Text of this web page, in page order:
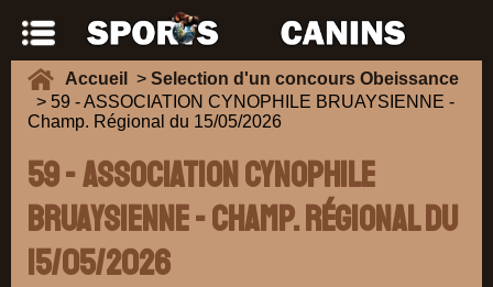
Accueil > Selection d'un concours Obeissance
> 59 - ASSOCIATION CYNOPHILE BRUAYSIENNE -
Champ. Régional du 15/05/2026
59 - ASSOCIATION CYNOPHILE
BRUAYSIENNE - Champ. Régional du
15/05/2026